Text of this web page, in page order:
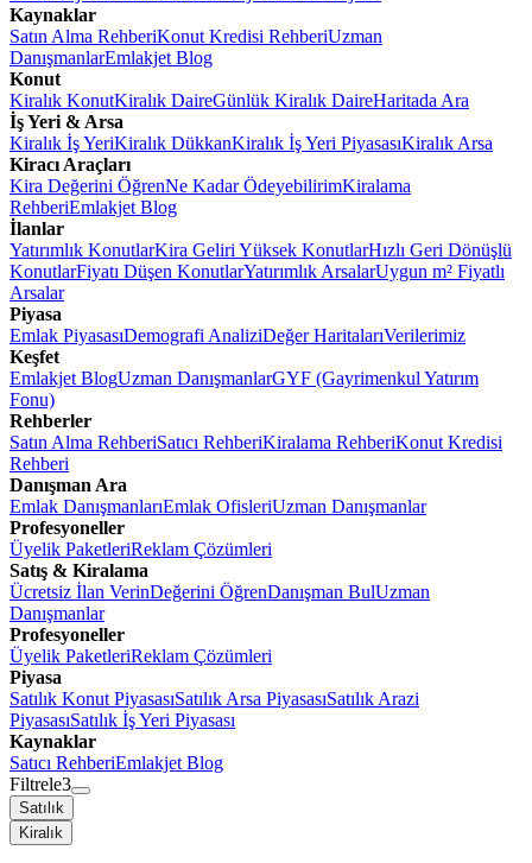
Kaynaklar
Satın Alma RehberiKonut Kredisi RehberiUzman
DanışmanlarEmlakjet Blog
Konut
Kiralık KonutKiralık DaireGünlük Kiralık DaireHaritada Ara
İş Yeri & Arsa
Kiralık İş YeriKiralık DükkanKiralık İş Yeri PiyasasıKiralık Arsa
Kiracı Araçları
Kira Değerini ÖğrenNe Kadar ÖdeyebilirimKiralama
RehberiEmlakjet Blog
İlanlar
Yatırımlık KonutlarKira Geliri Yüksek KonutlarHızlı Geri Dönüşlü
KonutlarFiyatı Düşen KonutlarYatırımlık ArsalarUygun m² Fiyatlı
Arsalar
Piyasa
Emlak PiyasasıDemografi AnaliziDeğer HaritalarıVerilerimiz
Keşfet
Emlakjet BlogUzman DanışmanlarGYF (Gayrimenkul Yatırım
Fonu)
Rehberler
Satın Alma RehberiSatıcı RehberiKiralama RehberiKonut Kredisi
Rehberi
Danışman Ara
Emlak DanışmanlarıEmlak OfisleriUzman Danışmanlar
Profesyoneller
Üyelik PaketleriReklam Çözümleri
Satış & Kiralama
Ücretsiz İlan VerinDeğerini ÖğrenDanışman BulUzman
Danışmanlar
Profesyoneller
Üyelik PaketleriReklam Çözümleri
Piyasa
Satılık Konut PiyasasıSatılık Arsa PiyasasıSatılık Arazi
PiyasasıSatılık İş Yeri Piyasası
Kaynaklar
Satıcı RehberiEmlakjet Blog
Filtrele3
Satılık
Kiralık